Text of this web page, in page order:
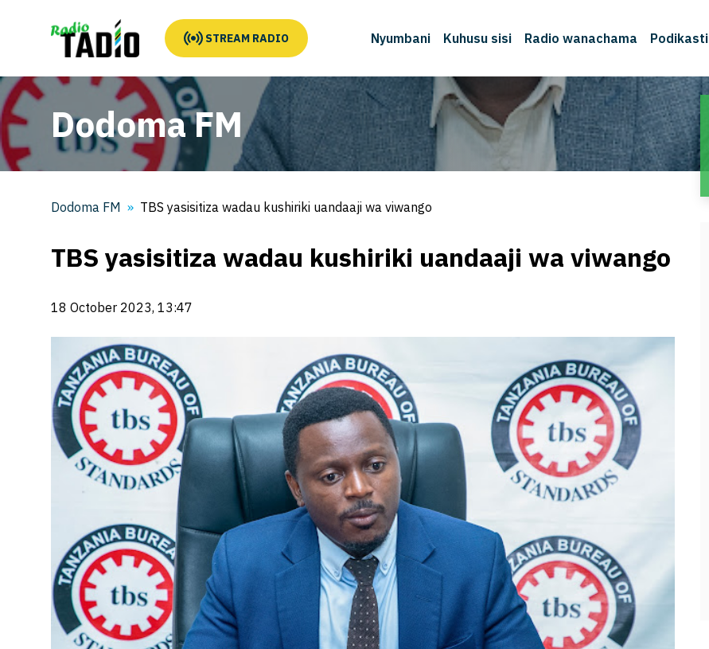
STREAM RADIO Nyumbani Kuhusu sisi Radio wanachama Podikasti
Dodoma FM
Dodoma FM TBS yasisitiza wadau kushiriki uandaaji wa viwango
TBS yasisitiza wadau kushiriki uandaaji wa viwango
18 October 2023, 13:47